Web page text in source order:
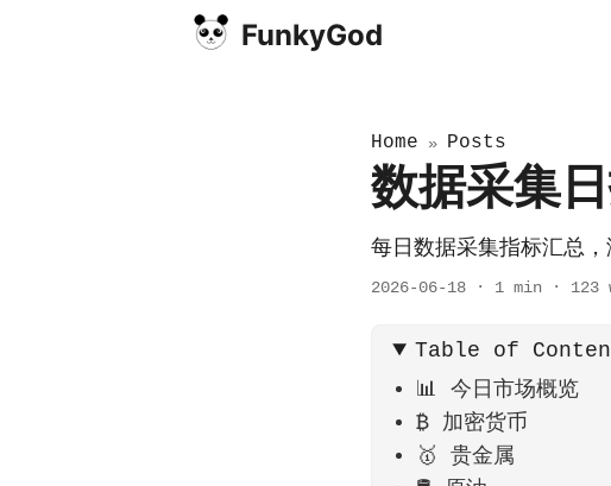
FunkyGod
Home » Posts
数据采集
每日数据采集指标汇总
2026-06-18 · 1 min · 123
Table of
📊 今日市场概览
₿ 加密货币
🥇 贵金属